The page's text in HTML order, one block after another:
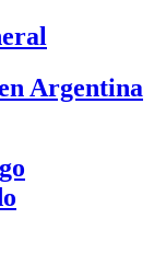
Argentina